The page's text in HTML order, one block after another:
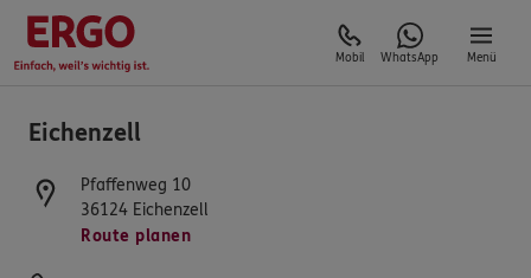
Mobil WhatsApp Menü
Eichenzell
Pfaffenweg 10
36124 Eichenzell
Route planen